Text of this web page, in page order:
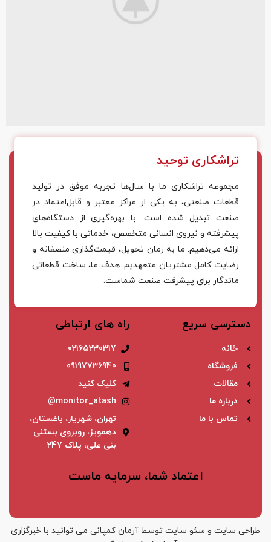
لورم ایپسوم متن ساختگی با تولید سادگی
تراشکاری توحید
مجموعه تراشکاری ما با سال‌ها تجربه موفق در تولید
قطعات صنعتی، به یکی از مراکز معتبر و قابل‌اعتماد در
صنعت تبدیل شده است. با بهره‌گیری از دستگاه‌های
پیشرفته و نیروی انسانی متخصص، خدماتی با کیفیت بالا
ارائه می‌دهیم. ما به زمان تحویل، قیمت‌گذاری منصفانه و
رضایت کامل مشتریان متعهدیم. هدف ما، ساخت قطعاتی
ماندگار برای پیشرفت صنعت شماست.
دسترسی سریع
خانه
فروشگاه
مقالات
درباره ما
تماس با ما
راه های ارتباطی
02165230317
09197736940
کلیک کنید
monitor_atash@
تهران، شهریار، باغستان،
دهمویز، روبروی بستنی
بنی علی، پلاک 247
اعتماد شما، سرمایه ماست
طراحی سایت و سئو سایت توسط آرمان کمپانی می توانید با خبرگزاری